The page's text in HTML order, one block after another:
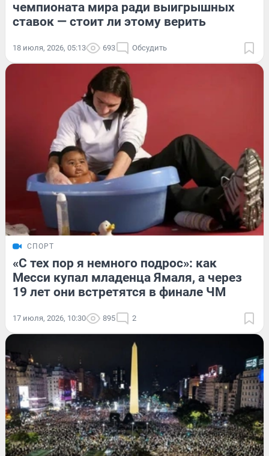
чемпионата мира ради выигрышных
ставок — стоит ли этому верить
18 июля, 2026, 05:13 693 Обсудить
СПОРТ
«С тех пор я немного подрос»: как
Месси купал младенца Ямаля, а через
19 лет они встретятся в финале ЧМ
17 июля, 2026, 10:30 895 2